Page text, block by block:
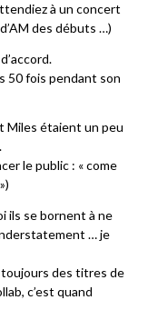
à un concert
des débuts …)
50 fois pendant son
Miles étaient un peu
le public : « come
ils se bornent à ne
… je
toujours des titres de
c’est quand